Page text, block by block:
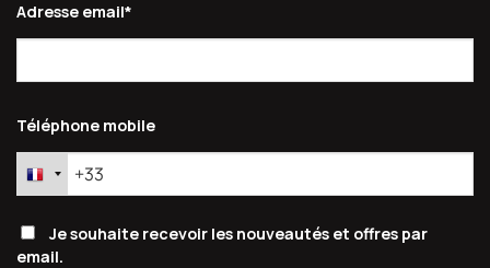
Adresse email*
Téléphone mobile
Je souhaite recevoir les nouveautés et offres par
email.